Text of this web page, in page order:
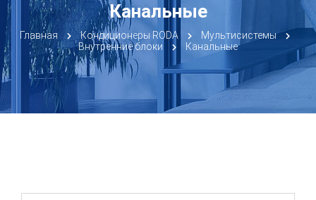
Канальные
Главная Кондиционеры RODA
Мультисистемы
Внутренние блоки
Канальные